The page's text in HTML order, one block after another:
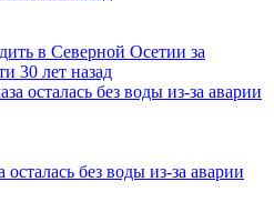
в Северной Осетии за
30 лет назад
без воды из-за аварии